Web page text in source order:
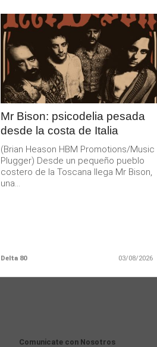
LEER
MAS
Mr Bison: psicodelia pesada
desde la costa de Italia
(Brian Heason HBM Promotions/Music
Plugger) Desde un pequeño pueblo
costero de la Toscana llega Mr Bison,
una...
Delta 80 03/08/2026
Comunicate con Nosotros